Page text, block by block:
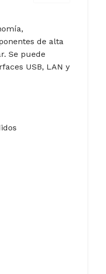
de alta
Se puede
USB, LAN y